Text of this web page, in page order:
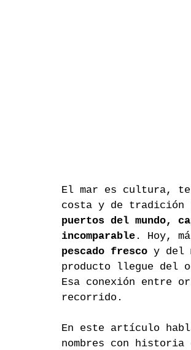
El mar es cultura,
costa y de tradición
puertos del mundo,
incomparable . Hoy,
pescado fresco y del
producto llegue del
Esa conexión entre
recorrido.
En este artículo
nombres con historia